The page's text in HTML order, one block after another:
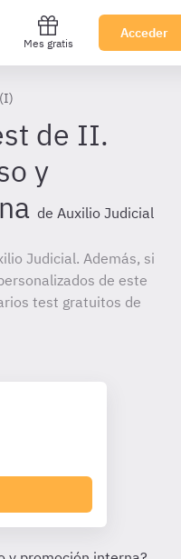
Mes gratis
Acceder
de II.
y
de Auxilio Judicial
Judicial. Además, si
de este
test gratuitos de